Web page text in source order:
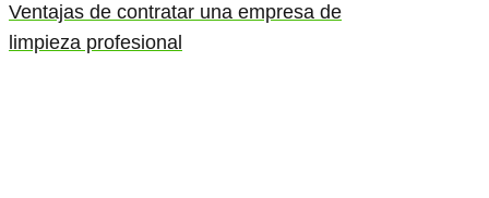
Ventajas de contratar una empresa de
limpieza profesional